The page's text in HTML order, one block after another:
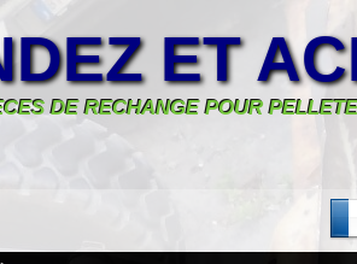
ET
DE RECHANGE POUR